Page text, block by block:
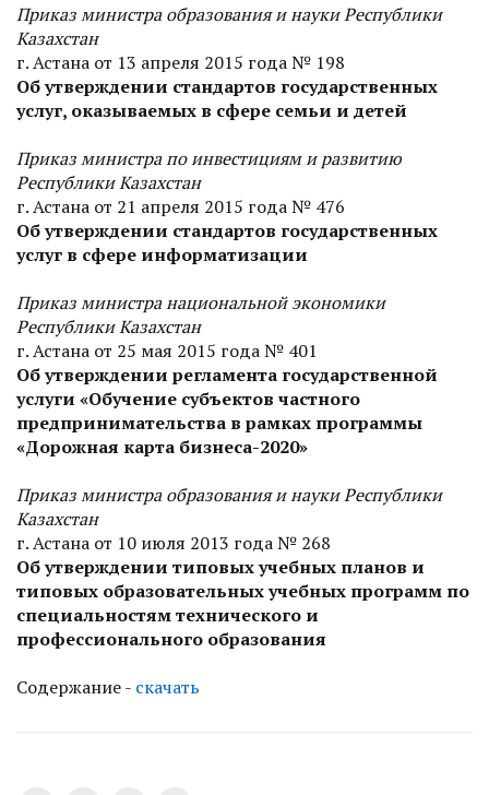
Приказ министра образования и науки Республики
Казахстан
г. Астана от 13 апреля 2015 года № 198
Об утверждении стандартов государственных
услуг, оказываемых в сфере семьи и детей
Приказ министра по инвестициям и развитию
Республики Казахстан
г. Астана от 21 апреля 2015 года № 476
Об утверждении стандартов государственных
услуг в сфере информатизации
Приказ министра национальной экономики
Республики Казахстан
г. Астана от 25 мая 2015 года № 401
Об утверждении регламента государственной
услуги «Обучение субъектов частного
предпринимательства в рамках программы
«Дорожная карта бизнеса-2020»
Приказ министра образования и науки Республики
Казахстан
г. Астана от 10 июля 2013 года № 268
Об утверждении типовых учебных планов и
типовых образовательных учебных программ по
специальностям технического и
профессионального образования
Содержание - скачать